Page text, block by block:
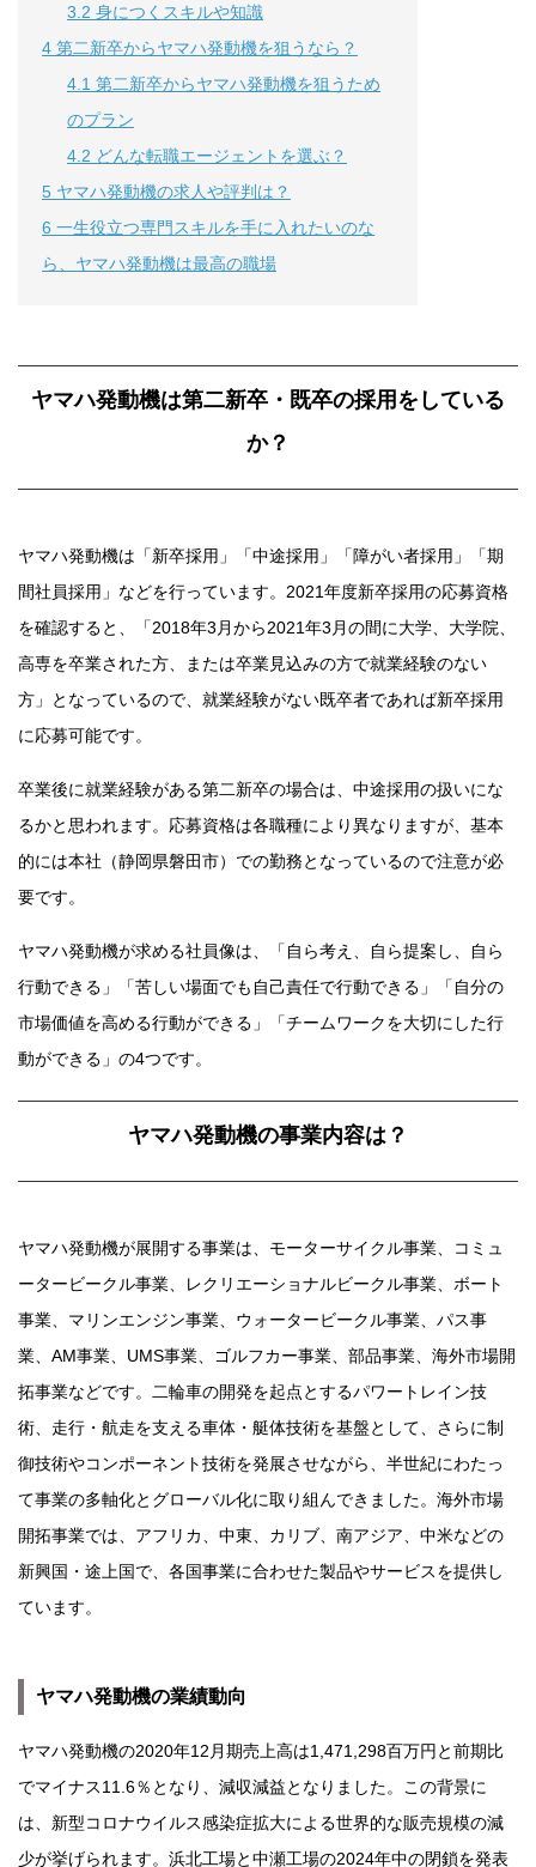
3.2 身につくスキルや知識
4 第二新卒からヤマハ発動機を狙うなら？
4.1 第二新卒からヤマハ発動機を狙うため
のプラン
4.2 どんな転職エージェントを選ぶ？
5 ヤマハ発動機の求人や評判は？
6 一生役立つ専門スキルを手に入れたいのな
ら、ヤマハ発動機は最高の職場
ヤマハ発動機は第二新卒・既卒の採用をしている
か？
ヤマハ発動機は「新卒採用」「中途採用」「障がい者採用」「期
間社員採用」などを行っています。2021年度新卒採用の応募資格
を確認すると、「2018年3月から2021年3月の間に大学、大学院、
高専を卒業された方、または卒業見込みの方で就業経験のない
方」となっているので、就業経験がない既卒者であれば新卒採用
に応募可能です。
卒業後に就業経験がある第二新卒の場合は、中途採用の扱いにな
るかと思われます。応募資格は各職種により異なりますが、基本
的には本社（静岡県磐田市）での勤務となっているので注意が必
要です。
ヤマハ発動機が求める社員像は、「自ら考え、自ら提案し、自ら
行動できる」「苦しい場面でも自己責任で行動できる」「自分の
市場価値を高める行動ができる」「チームワークを大切にした行
動ができる」の4つです。
ヤマハ発動機の事業内容は？
ヤマハ発動機が展開する事業は、モーターサイクル事業、コミュ
ータービークル事業、レクリエーショナルビークル事業、ボート
事業、マリンエンジン事業、ウォータービークル事業、パス事
業、AM事業、UMS事業、ゴルフカー事業、部品事業、海外市場開
拓事業などです。二輪車の開発を起点とするパワートレイン技
術、走行・航走を支える車体・艇体技術を基盤として、さらに制
御技術やコンポーネント技術を発展させながら、半世紀にわたっ
て事業の多軸化とグローバル化に取り組んできました。海外市場
開拓事業では、アフリカ、中東、カリブ、南アジア、中米などの
新興国・途上国で、各国事業に合わせた製品やサービスを提供し
ています。
ヤマハ発動機の業績動向
ヤマハ発動機の2020年12月期売上高は1,471,298百万円と前期比
でマイナス11.6％となり、減収減益となりました。この背景に
は、新型コロナウイルス感染症拡大による世界的な販売規模の減
少が挙げられます。浜北工場と中瀬工場の2024年中の閉鎖を発表